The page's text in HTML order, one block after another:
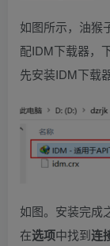
如图所示，油猴
配IDM下载器，
先安装IDM下载
如图。安装完成
在选项中找到连